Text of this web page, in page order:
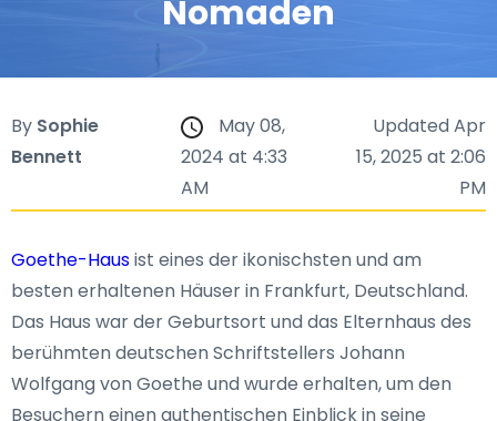
Nomaden
By Sophie
Bennett
May 08,
2024 at 4:33
AM
Updated Apr
15, 2025 at 2:06
PM
Goethe-Hausist eines der ikonischsten und am
besten erhaltenen Häuser in Frankfurt, Deutschland.
Das Haus war der Geburtsort und das Elternhaus des
berühmten deutschen Schriftstellers Johann
Wolfgang von Goethe und wurde erhalten, um den
Besuchern einen authentischen Einblick in seine